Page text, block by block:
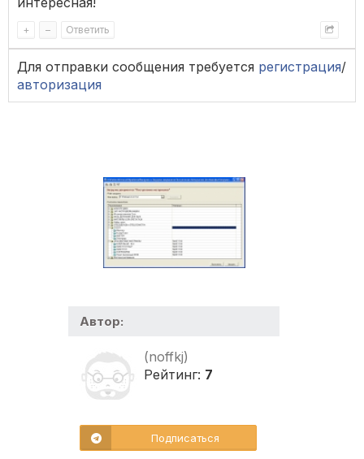
+ – Ответить
Для отправки сообщения требуется регистрация/
авторизация
Автор:
(noffkj)
Рейтинг: 7
Подписаться